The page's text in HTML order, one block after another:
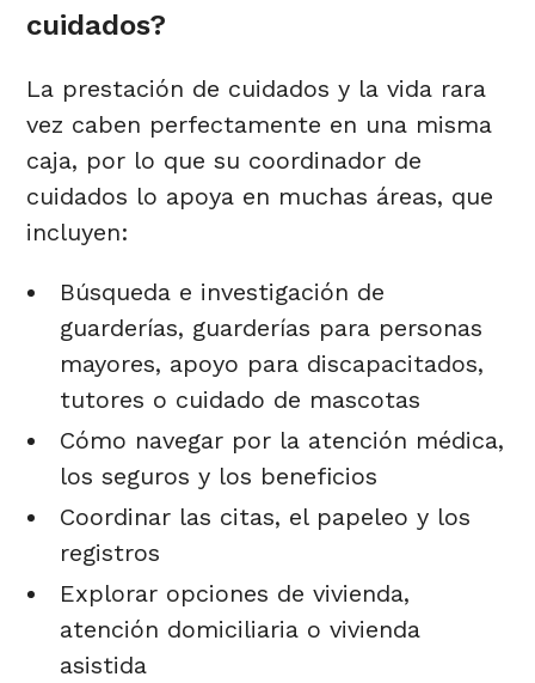
cuidados?
La prestación de cuidados y la vida rara
vez caben perfectamente en una misma
caja, por lo que su coordinador de
cuidados lo apoya en muchas áreas, que
incluyen:
Búsqueda e investigación de
guarderías, guarderías para personas
mayores, apoyo para discapacitados,
tutores o cuidado de mascotas
Cómo navegar por la atención médica,
los seguros y los beneficios
Coordinar las citas, el papeleo y los
registros
Explorar opciones de vivienda,
atención domiciliaria o vivienda
asistida